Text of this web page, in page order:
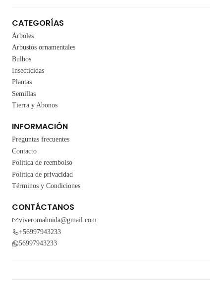
CATEGORÍAS
Árboles
Arbustos ornamentales
Bulbos
Insecticidas
Plantas
Semillas
Tierra y Abonos
INFORMACIÓN
Preguntas frecuentes
Contacto
Política de reembolso
Política de privacidad
Términos y Condiciones
CONTÁCTANOS
viveromahuida@gmail.com
+56997943233
56997943233